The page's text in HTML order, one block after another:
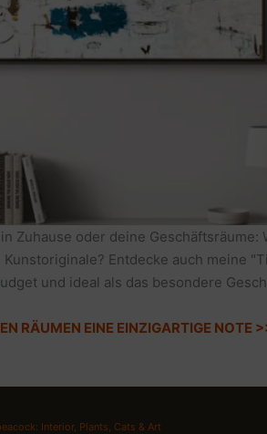
Zuhause oder deine Geschäftsräume:
Entdecke auch meine
und ideal als das besondere
RÄUMEN EINE EINZIGARTIGE NOTE
Interior, Plants, Cats & Art